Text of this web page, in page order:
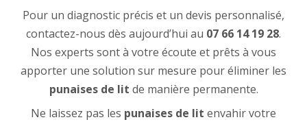
Pour un diagnostic précis et un devis personnalisé,
contactez-nous dès aujourd’hui au 07 66 14 19 28.
Nos experts sont à votre écoute et prêts à vous
apporter une solution sur mesure pour éliminer les
punaises de lit de manière permanente.
Ne laissez pas les punaises de lit envahir votre